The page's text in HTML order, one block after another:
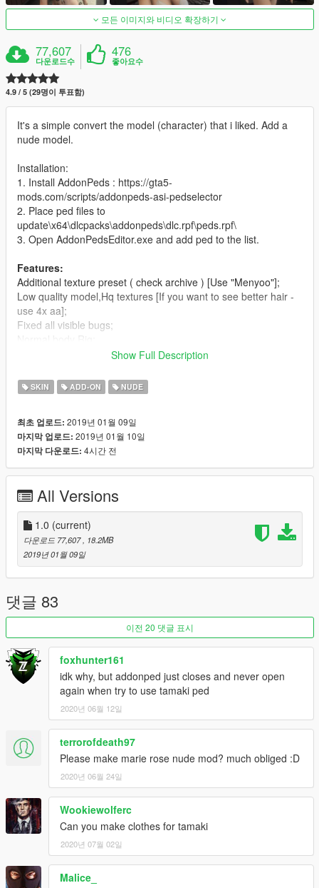
모든 이미지와 비디오 확장하기
77,607
다운로드수
476
좋아요수
4.9 / 5 (29명이 투표함)
It's a simple convert the model (character) that i liked. Add a
nude model.
Installation:
1. Install AddonPeds : https://gta5-
mods.com/scripts/addonpeds-asi-pedselector
2. Place ped files to
update\x64\dlcpacks\addonpeds\dlc.rpf\peds.rpf\
3. Open AddonPedsEditor.exe and add ped to the list.
Features:
Additional texture preset ( check archive ) [Use "Menyoo"];
Low quality model,Hq textures [If you want to see better hair -
use 4x aa];
Fixed all visible bugs;
Rig eyes/lids/breast/fingers only, bcs using 3Ds Max;
Improved bloodmap;
Improved seams / mesh normals;
Bugs:
Sometimes in fair weather textures starting to shine too;
Incorrect weapon position in character hands;
Show Full Description
SKIN ADD-ON NUDE
최초 업로드: 2019년 01월 09일
마지막 업로드: 2019년 01월 10일
마지막 다운로드: 4시간 전
All Versions
1.0 (current)
다운로드 77,607
, 18.2MB
2019년 01월 09일
댓글 83
이전 20 댓글 표시
foxhunter161
idk why, but addonped just closes and never open
again when try to use tamaki ped
2020년 06월 12일
terrorofdeath97
Please make marie rose nude mod? much obliged :D
2020년 06월 24일
Wookiewolferc
Can you make clothes for tamaki
2020년 07월 02일
Malice_